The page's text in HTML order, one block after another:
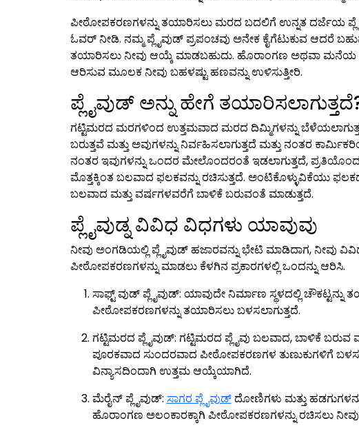
ಪೀಠೋಪಕರಣಗಳನ್ನು ತಯಾರಿಸಲು ಮರದ ಬದಲಿಗೆ ಉನ್ನತ ದರ್ಜೆಯ
ಓವರ್ ನೀಡಿ. ನಮ್ಮ ಪ್ಲೈವುಡ್ ಪ್ರಪಂಚವು ಅನೇಕ ಕೈಗೆಟುಕುವ ಆದರೆ
ತಯಾರಿಸಲು ನೀವು ಆಯ್ಕೆ ಮಾಡಬಹುದು. ಹೊರಾಂಗಣ ಅಥವಾ ಮನೆಯ
ಆರಿಸುವ ಮೂಲಕ ನೀವು ಬಹಳಷ್ಟು ಹಣವನ್ನು ಉಳಿಸುತ್ತೀರಿ.
ಪ್ಲೈವುಡ್ ಅನ್ನು ಹೇಗೆ
ಗಟ್ಟಿಮರದ ಮರಗಳಿಂದ ಉತ್ತಮವಾದ ಮರದ ದಿಮ್ಮಿಗಳನ್ನು
ಬರುತ್ತವೆ ಮತ್ತು ಅವುಗಳನ್ನು ನಿರ್ವಹಿಸಲಾಗುತ್ತದೆ ಮತ್ತು ನಂತರ
ನಂತರ ಇವುಗಳನ್ನು ಒಂದರ ಮೇಲೊಂದರಂತೆ ಇಡಲಾಗುತ್ತದೆ,
ಮೊತ್ತಕ್ಕಿಂತ ಬಲವಾದ ಫಲಕವನ್ನು ರಚಿಸುತ್ತದೆ. ಅಂಟಿಕೊಳ್ಳುವಿಕೆಯು
ಬಲವಾದ ಮತ್ತು ವರ್ಷಗಳವರೆಗೆ ಬಾಳಿಕೆ ಬರುವಂತೆ ಮಾಡುತ್ತದೆ.
ಪ್ಲೈವುಡ್ನ ವಿವಿಧ ವಿಧಗಳು ಯಾವುವು
ನೀವು ಅಂಗಡಿಯಲ್ಲಿ ಪ್ಲೈವುಡ್ ಹಜಾರವನ್ನು ಭೇಟಿ ಮಾಡಿದಾಗ, ನೀವು
ಪೀಠೋಪಕರಣಗಳನ್ನು ಮಾಡಲು ಕೆಳಗಿನ ಪ್ರಕಾರಗಳಲ್ಲಿ ಒಂದನ್ನು ಆರಿಸಿ.
ಸಾಫ್ಟ್ ವುಡ್ ಪ್ಲೈವುಡ್: ಯಾವುದೇ ನಿರ್ಮಾಣ ಸ್ಥಳದಲ್ಲಿ
ಪೀಠೋಪಕರಣಗಳನ್ನು ತಯಾರಿಸಲು ಬಳಸಲಾಗುತ್ತದೆ.
ಗಟ್ಟಿಮರದ ಪ್ಲೈವುಡ್: ಗಟ್ಟಿಮರದ ಪ್ಲೈವು ಬಲವಾದ, ಬಾಳಿಕೆ
ಪೂರಕವಾದ ಸುಂದರವಾದ ಪೀಠೋಪಕರಣಗಳ ತುಣುಕುಗಳಿಗೆ
ವಿನ್ಯಾಸದಿಂದಾಗಿ ಉತ್ತಮ ಆಯ್ಕೆಯಾಗಿದೆ.
ಮೆರೈನ್ ಪ್ಲೈವುಡ್: ಸಾಗರ ಪ್ಲೈವುಡ್ದೋಣಿಗಳು ಮತ್ತು
ಹೊರಾಂಗಣ ಅಲಂಕಾರಕ್ಕಾಗಿ ಪೀಠೋಪಕರಣಗಳನ್ನು ರಚಿಸಲು